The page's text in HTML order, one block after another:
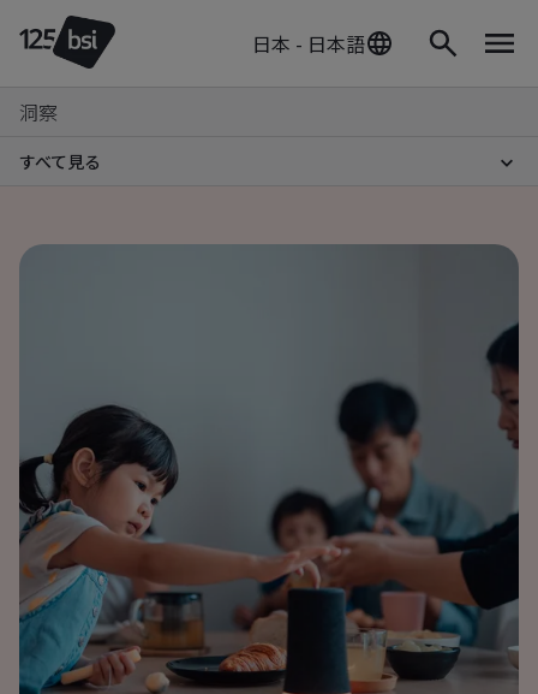
日本 - 日本語
洞察
すべて見る